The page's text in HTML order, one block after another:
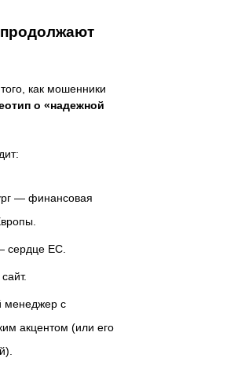
как мошенники
о «надежной
— финансовая
сердце ЕС.
менеджер с
акцентом (или его